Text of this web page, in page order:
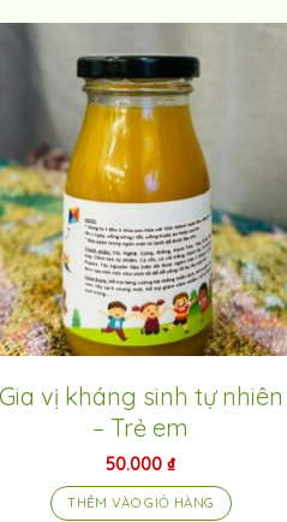
Gia vị kháng sinh tự nhiên
– Trẻ em
50.000₫
THÊM VÀO GIỎ HÀNG